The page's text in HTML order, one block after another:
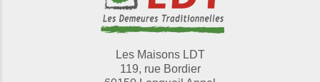
Les Maisons LDT
119, rue Bordier